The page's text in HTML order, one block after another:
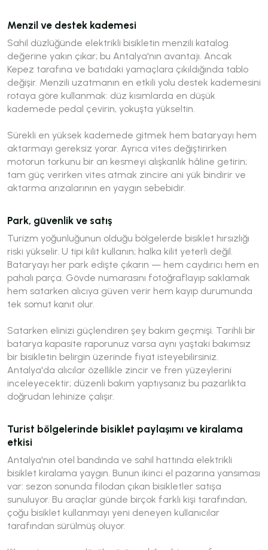
Menzil ve destek kademesi
Sahil düzlüğünde elektrikli bisikletin menzili katalog
değerine yakın çıkar; bu Antalya'nın avantajı. Ancak
Kepez tarafına ve batıdaki yamaçlara çıkıldığında tablo
değişir. Menzili uzatmanın en etkili yolu destek kademesini
rotaya göre kullanmak: düz kısımlarda en düşük
kademede pedal çevirin, yokuşta yükseltin.
Sürekli en yüksek kademede gitmek hem bataryayı hem
aktarmayı gereksiz yorar. Ayrıca vites değiştirirken
motorun torkunu bir an kesmeyi alışkanlık hâline getirin;
tam güç verirken vites atmak zincire ani yük bindirir ve
aktarma arızalarının en yaygın sebebidir.
Park, güvenlik ve satış
Turizm yoğunluğunun olduğu bölgelerde bisiklet hırsızlığı
riski yükselir. U tipi kilit kullanın; halka kilit yeterli değil.
Bataryayı her park edişte çıkarın — hem caydırıcı hem en
pahalı parça. Gövde numarasını fotoğraflayıp saklamak
hem satarken alıcıya güven verir hem kayıp durumunda
tek somut kanıt olur.
Satarken elinizi güçlendiren şey bakım geçmişi. Tarihli bir
batarya kapasite raporunuz varsa aynı yaştaki bakımsız
bir bisikletin belirgin üzerinde fiyat isteyebilirsiniz.
Antalya'da alıcılar özellikle zincir ve fren yüzeylerini
inceleyecektir; düzenli bakım yaptıysanız bu pazarlıkta
doğrudan lehinize çalışır.
Turist bölgelerinde bisiklet paylaşımı ve kiralama
etkisi
Antalya'nın otel bandında ve sahil hattında elektrikli
bisiklet kiralama yaygın. Bunun ikinci el pazarına yansıması
var: sezon sonunda filodan çıkan bisikletler satışa
sunuluyor. Bu araçlar günde birçok farklı kişi tarafından,
çoğu bisiklet kullanmayı yeni deneyen kullanıcılar
tarafından sürülmüş oluyor.